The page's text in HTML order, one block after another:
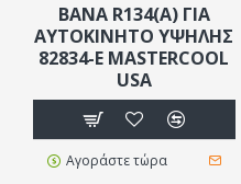
ΒΑΝΑ R134(A) ΓΙΑ
ΑΥΤΟΚΊΝΗΤΟ ΥΨΗΛΗΣ
82834-Ε MASTERCOOL
USA
Αγοράστε τώρα